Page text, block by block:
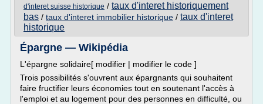
d'interet suisse historique / taux d'interet historiquement
bas / taux d'interet immobilier historique / taux d'interet
historique
Épargne — Wikipédia
L'épargne solidaire[ modifier | modifier le code ]
Trois possibilités s'ouvrent aux épargnants qui souhaitent
faire fructifier leurs économies tout en soutenant l'accès à
l'emploi et au logement pour des personnes en difficulté, ou